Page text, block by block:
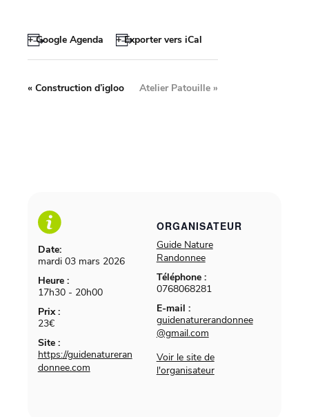
+ Google Agenda + Exporter vers iCal
Date:
mardi 03 mars 2026
Heure :
17h30 - 20h00
Prix :
23€
Site :
https://guidenatureran
donnee.com
ORGANISATEUR
Guide Nature
Randonnee
Téléphone :
0768068281
E-mail :
guidenaturerandonnee
@gmail.com
Voir le site de
l'organisateur
« Construction d’igloo Atelier Patouille »